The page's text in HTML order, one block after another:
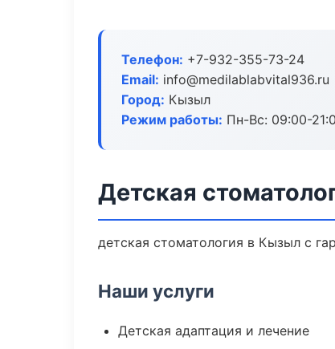
Телефон: +7-932-355-73-24
Email: info@medilablabvital936.ru
Город: Кызыл
Режим работы: Пн-Вс: 09:00-
Детская
детская стоматология в Кызыл с
Наши услуги
Детская адаптация и лечение